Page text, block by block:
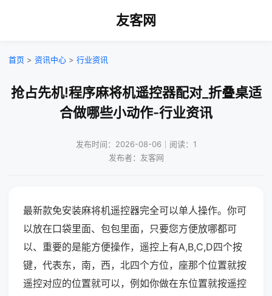
友客网
首页 > 资讯中心 > 行业资讯
抢占先机!程序麻将机遥控器配对_折叠桌适
合做哪些小动作-行业资讯
发布时间：2026-08-06｜阅读：1
发布者：友客网
最新款免安装麻将机遥控器完全可以单人操作。你可
以放在口袋里面、包包里面，只要您方便放哪都可
以、重要的是能方便操作，遥控上有A,B,C,D四个按
键，代表东，南，西，北四个方位，座那个位置就按
遥控对应的位置就可以，例如你做在东位置就按遥控